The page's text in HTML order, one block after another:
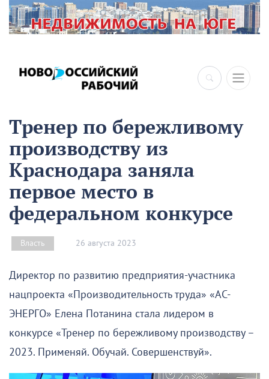
Тренер по бережливому
производству из
Краснодара заняла
первое место в
федеральном конкурсе
Власть 26 августа 2023
Директор по развитию предприятия-участника
нацпроекта «Производительность труда» «АС-
ЭНЕРГО» Елена Потанина стала лидером в
конкурсе «Тренер по бережливому производству –
2023. Применяй. Обучай. Совершенствуй».